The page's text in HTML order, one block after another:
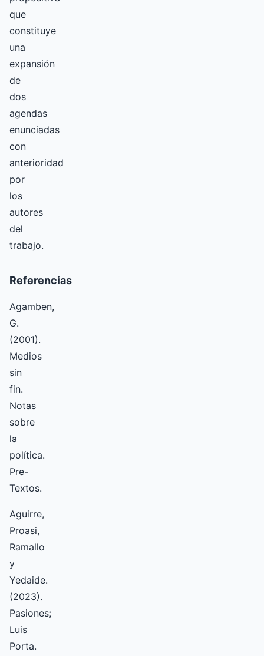
que
constituye
una
expansión
de
dos
agendas
enunciadas
con
anterioridad
por
los
autores
del
trabajo.
Referencias
Agamben,
G.
(2001).
Medios
sin
fin.
Notas
sobre
la
política.
Pre-
Textos.
Aguirre,
Proasi,
Ramallo
y
Yedaide.
(2023).
Pasiones;
Luis
Porta.